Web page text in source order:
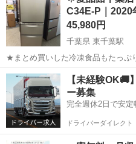
C34E-P｜
45,980円
千葉県 東千葉駅
★まとめ買いした冷凍食品もたっ
ザーを搭載！ ★どこをつかんでも
インで使いやすい冷蔵庫です♪
千葉 千葉市 東千葉駅 キ
【未経験OK🚚
ー募集
完全週休2日で安定
ドライバーダイレクト